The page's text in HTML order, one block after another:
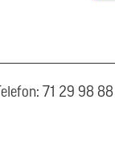
Telefon: 71 29 98 88